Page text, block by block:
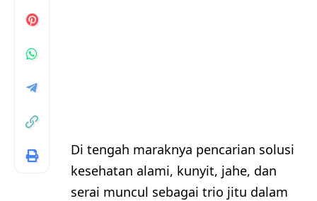
Di tengah maraknya pencarian solusi
kesehatan alami, kunyit, jahe, dan
serai muncul sebagai trio jitu dalam